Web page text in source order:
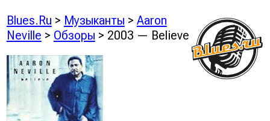
Blues.Ru > Музыканты > Aaron
Neville > Обзоры > 2003 — Believe